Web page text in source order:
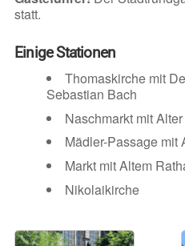
statt.
Einige Stationen
Thomaskirche mit
Sebastian Bach
Naschmarkt mit
Mädler-Passage mit
Markt mit Altem
Nikolaikirche